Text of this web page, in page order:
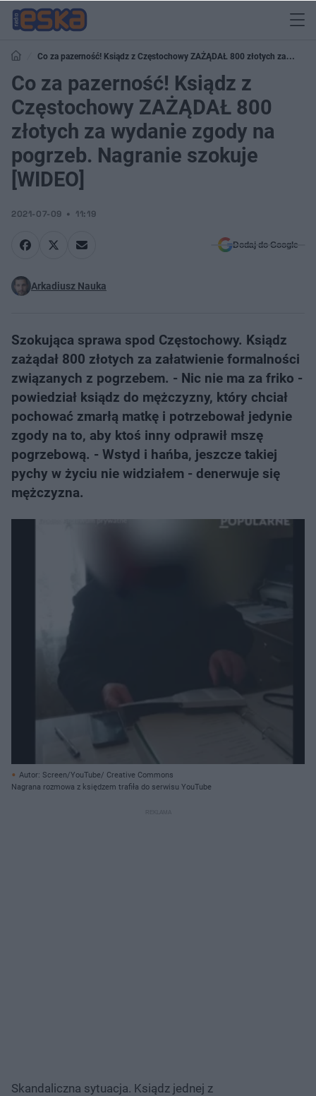
Co za pazerność! Ksiądz z Częstochowy ZAŻĄDAŁ 800 złotych za
wydanie zgody na pogrzeb. Nagranie szokuje [WIDEO]
Co za pazerność! Ksiądz z
Częstochowy ZAŻĄDAŁ 800
złotych za wydanie zgody na
pogrzeb. Nagranie szokuje
[WIDEO]
2021-07-09 11:19
Dodaj do Google
Arkadiusz Nauka
Szokująca sprawa spod Częstochowy. Ksiądz
zażądał 800 złotych za załatwienie formalności
związanych z pogrzebem. - Nic nie ma za friko -
powiedział ksiądz do mężczyzny, który chciał
pochować zmarłą matkę i potrzebował jedynie
zgody na to, aby ktoś inny odprawił mszę
pogrzebową. - Wstyd i hańba, jeszcze takiej
pychy w życiu nie widziałem - denerwuje się
mężczyzna.
Autor: Screen/YouTube/ Creative Commons
Nagrana rozmowa z księdzem trafiła do serwisu YouTube
Skandaliczna sytuacja. Ksiądz jednej z